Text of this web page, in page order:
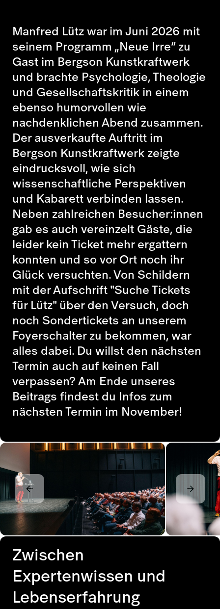
Manfred Lützwar im Juni 2026 mit
seinem Programm „Neue Irre“ zu
Gast im Bergson Kunstkraftwerk
und brachte Psychologie, Theologie
und Gesellschaftskritik in einem
ebenso humorvollen wie
nachdenklichen Abend zusammen.
Der ausverkaufte Auftritt im
Bergson Kunstkraftwerkzeigte
eindrucksvoll, wie sich
wissenschaftliche Perspektiven
und Kabarett verbinden lassen.
Neben zahlreichen Besucher:innen
gab es auch vereinzelt Gäste, die
leider kein Ticket mehr ergattern
konnten und so vor Ort noch ihr
Glück versuchten. Von Schildern
mit der Aufschrift "Suche Tickets
für Lütz" über den Versuch, doch
noch Sondertickets an unserem
Foyerschalter zu bekommen, war
alles dabei. Du willst den nächsten
Termin auch auf keinen Fall
verpassen? Am Ende unseres
Beitrags findest du Infos zum
nächsten Termin im November!
Zwischen
Expertenwissen und
Lebenserfahrung